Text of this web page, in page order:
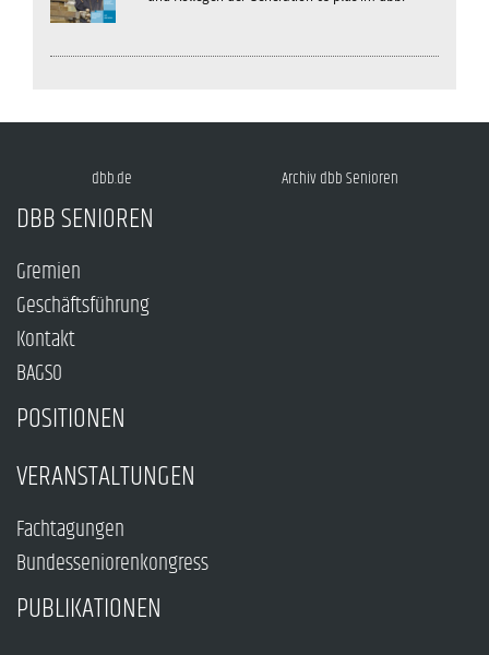
dbb.de Archiv dbb Senioren
DBB SENIOREN
Gremien
Geschäftsführung
Kontakt
BAGSO
POSITIONEN
VERANSTALTUNGEN
Fachtagungen
Bundesseniorenkongress
PUBLIKATIONEN